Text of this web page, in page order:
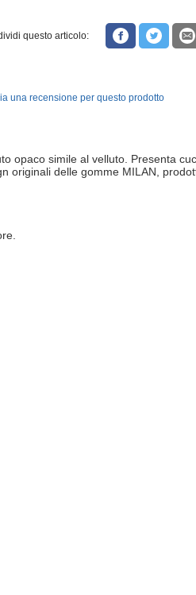
questo articolo:
una recensione per questo prodotto
opaco simile al velluto. Presenta
originali delle gomme MILAN,